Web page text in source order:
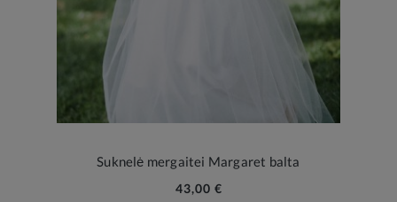
Suknelė mergaitei Margaret balta
43,00 €